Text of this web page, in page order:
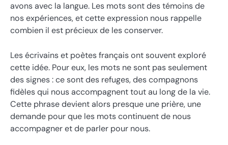
avons avec la langue. Les mots sont des témoins de
nos expériences, et cette expression nous rappelle
combien il est précieux de les conserver.
Les écrivains et poètes français ont souvent exploré
cette idée. Pour eux, les mots ne sont pas seulement
des signes : ce sont des refuges, des compagnons
fidèles qui nous accompagnent tout au long de la vie.
Cette phrase devient alors presque une prière, une
demande pour que les mots continuent de nous
accompagner et de parler pour nous.